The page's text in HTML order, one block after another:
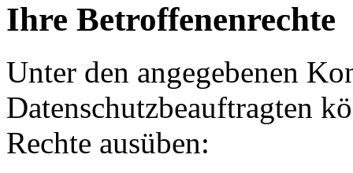
Ihre Betroffenenrechte
Unter den angegebenen
Datenschutzbeauftragten
Rechte ausüben: